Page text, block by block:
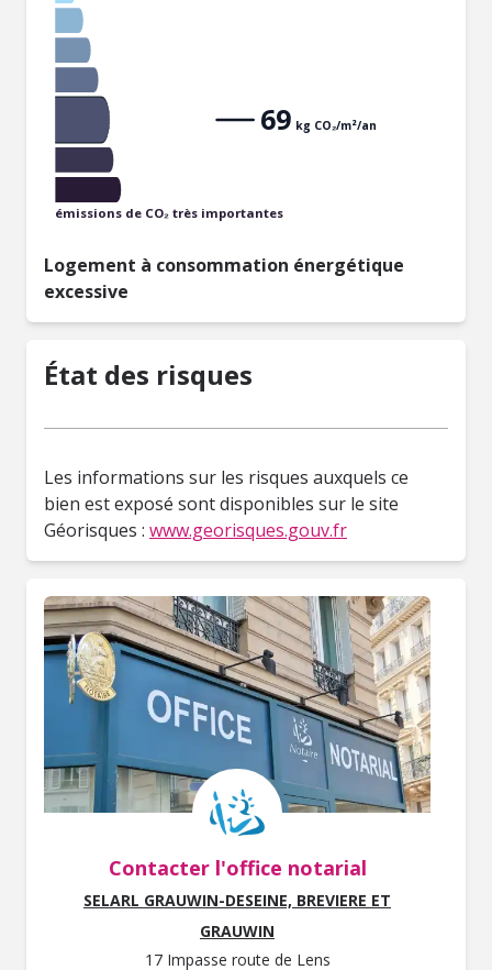
émissions de CO₂ très importantes
69 kg CO₂/m²/an
Logement à consommation énergétique
excessive
État des risques
Les informations sur les risques auxquels ce
bien est exposé sont disponibles sur le site
Géorisques : www.georisques.gouv.fr
Contacter l'office notarial
SELARL GRAUWIN-DESEINE, BREVIERE ET
GRAUWIN
17 Impasse route de Lens